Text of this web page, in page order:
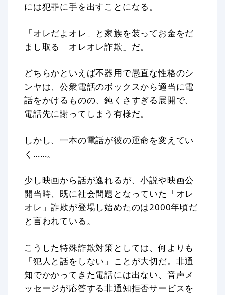
には犯罪に手を出すことになる。
「オレだよオレ」と家族を装ってお金をだ
まし取る「オレオレ詐欺」だ。
どちらかといえば不器用で愚直な性格のシ
ンヤは、公衆電話のボックスから適当に電
話をかけるものの、鈍くさすぎる展開で、
電話先に謝ってしまう有様だ。
しかし、一本の電話が彼の運命を変えてい
く……。
少し映画から話が逸れるが、小説や映画公
開当時、既に社会問題となっていた「オレ
オレ」詐欺が登場し始めたのは2000年頃だ
と言われている。
こうした特殊詐欺対策としては、何よりも
「犯人と話をしない」ことが大切だ。非通
知でかかってきた電話には出ない、音声メ
ッセージが応答する非通知拒否サービスを